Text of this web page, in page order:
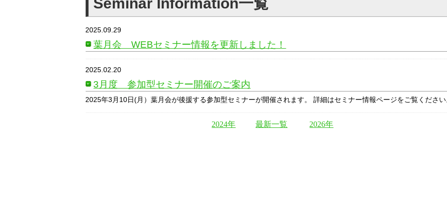
2025.09.29
葉月会 WEBセミナー情報を更新しました！
2025.02.20
3月度 参加型セミナー開催のご案内
2025年3月10日(月）葉月会が後援する参加型セミナーが開催されます。 詳細はセミナー情報ページをご覧くださ
2024年 最新一覧 2026年